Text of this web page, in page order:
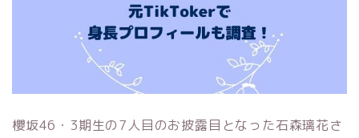
櫻坂46・3期生の7人目のお披露目となった石森璃花さ